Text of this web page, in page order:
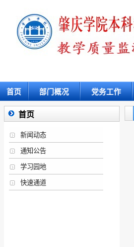
首页 部门概况 党务工作
首页
新闻动态
通知公告
学习园地
快速通道